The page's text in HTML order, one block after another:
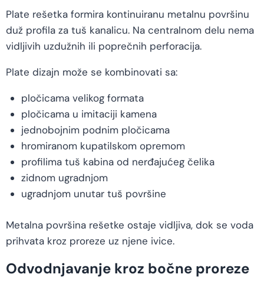
Plate rešetka formira kontinuiranu metalnu površinu
duž profila za tuš kanalicu. Na centralnom delu nema
vidljivih uzdužnih ili poprečnih perforacija.
Plate dizajn može se kombinovati sa:
pločicama velikog formata
pločicama u imitaciji kamena
jednobojnim podnim pločicama
hromiranom kupatilskom opremom
profilima tuš kabina od nerđajućeg čelika
zidnom ugradnjom
ugradnjom unutar tuš površine
Metalna površina rešetke ostaje vidljiva, dok se voda
prihvata kroz proreze uz njene ivice.
Odvodnjavanje kroz bočne proreze